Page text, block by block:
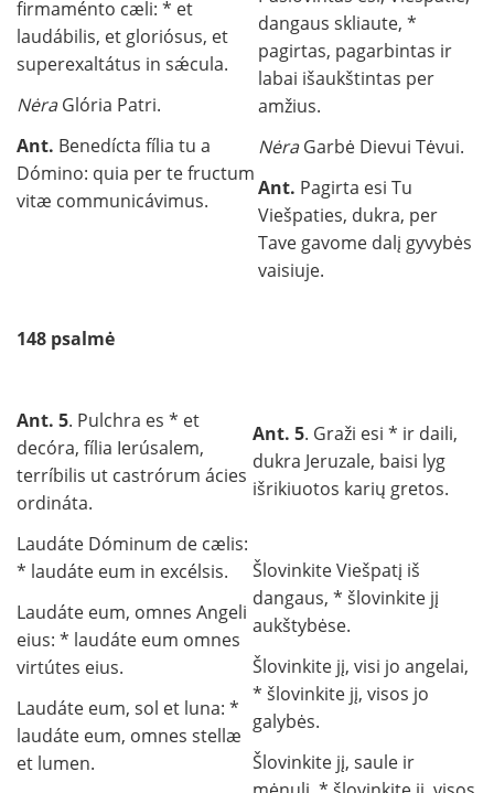
firmaménto cæli: * et
laudábilis, et gloriósus, et
superexaltátus in sǽcula.
NėraGlória Patri.
Ant. Benedícta fília tu a
Dómino: quia per te fructum
vitæ communicávimus.
dangaus skliaute, *
pagirtas, pagarbintas ir
labai išaukštintas per
amžius.
NėraGarbė Dievui Tėvui.
Ant. Pagirta esi Tu
Viešpaties, dukra, per
Tave gavome dalį gyvybės
vaisiuje.
148 psalmė
Ant. 5. Pulchra es * et
decóra, fília Ierúsalem,
terríbilis ut castrórum ácies
ordináta.
Laudáte Dóminum de cælis:
* laudáte eum in excélsis.
Laudáte eum, omnes Angeli
eius: * laudáte eum omnes
virtútes eius.
Laudáte eum, sol et luna: *
laudáte eum, omnes stellæ
et lumen.
Ant. 5. Graži esi * ir daili,
dukra Jeruzale, baisi lyg
išrikiuotos karių gretos.
Šlovinkite Viešpatį iš
dangaus, * šlovinkite jį
aukštybėse.
Šlovinkite jį, visi jo angelai,
* šlovinkite jį, visos jo
galybės.
Šlovinkite jį, saule ir